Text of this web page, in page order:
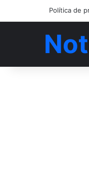
Política de